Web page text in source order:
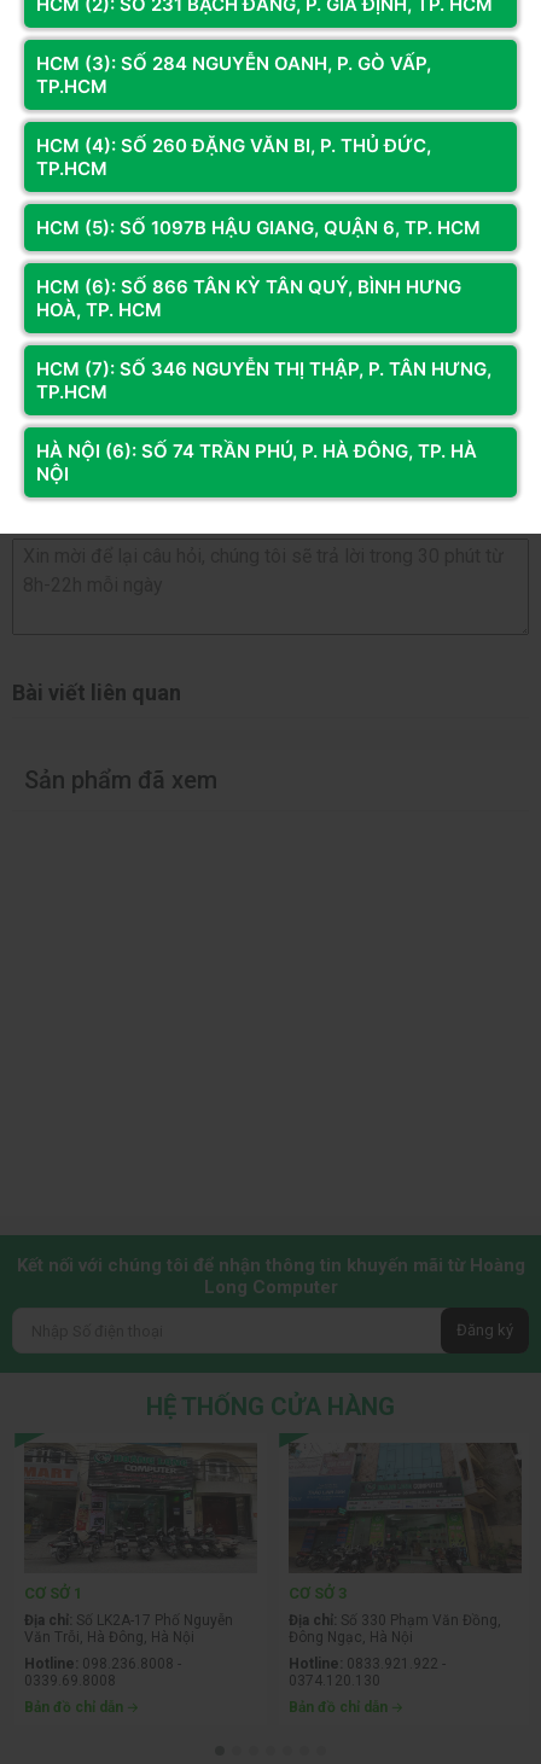
Chuẩn bảo vệ OVP/UVP/OCP/OPP/SCP (Bảo vệ toàn diện)
Công nghệ PFC Active PFC – Nâng cao độ ổn định điện áp
Đánh giá & Nhận xét về NGUỒN HUNTKEY GX850M
850W 80 PLUS GOLD PCIE 5.1 (FULL MODULAR/ ATX/
ĐEN)
0/5
đánh giá & nhận xét
5 sao
4 sao
3 sao
2 sao
1 sao
Bạn đã dùng sản phẩm này?
Gửi đánh giá của bạn
Bài viết liên quan
Sản phẩm đã xem
Kết nối với chúng tôi để nhận thông tin khuyến mãi từ Hoàng
Long Computer
Đăng ký
HỆ THỐNG CỬA HÀNG
CƠ SỞ 1
Địa chỉ: Số LK2A-17 Phố Nguyễn
Văn Trỗi, Hà Đông, Hà Nội
Hotline: 098.236.8008 -
0339.69.8008
Bản đồ chỉ dẫn
CƠ SỞ 3
Địa chỉ: Số 330 Phạm Văn Đồng,
Đông Ngạc, Hà Nội
Hotline: 0833.921.922 -
0374.120.130
Bản đồ chỉ dẫn
HCM (3): SỐ 284 NGUYỄN OANH, P. GÒ VẤP,
TP.HCM
HCM (4): SỐ 260 ĐẶNG VĂN BI, P. THỦ ĐỨC,
TP.HCM
HCM (5): SỐ 1097B HẬU GIANG, QUẬN 6, TP. HCM
HCM (6): SỐ 866 TÂN KỲ TÂN QUÝ, BÌNH HƯNG
HOÀ, TP. HCM
HCM (7): SỐ 346 NGUYỄN THỊ THẬP, P. TÂN HƯNG,
TP.HCM
HÀ NỘI (6): SỐ 74 TRẦN PHÚ, P. HÀ ĐÔNG, TP. HÀ
NỘI